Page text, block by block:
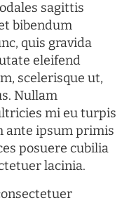
sagittis
bibendum
quis gravida
eleifend
scelerisque ut,
Nullam
mi eu turpis
ante ipsum primis
posuere cubilia
lacinia.